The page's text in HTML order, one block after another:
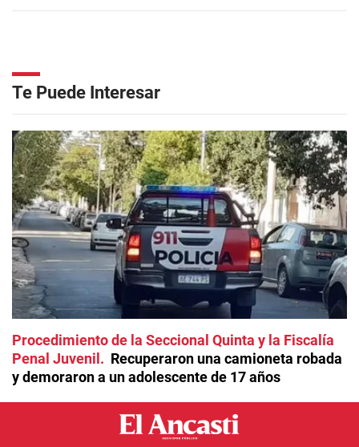
Te Puede Interesar
Procedimiento de la Seccional Quinta y la Fiscalía
Penal Juvenil
Recuperaron una camioneta robada
y demoraron a un adolescente de 17 años